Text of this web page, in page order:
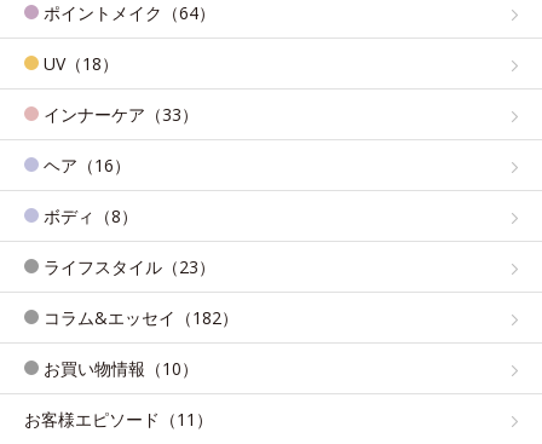
ポイントメイク（64）
UV（18）
インナーケア（33）
ヘア（16）
ボディ（8）
ライフスタイル（23）
コラム&エッセイ（182）
お買い物情報（10）
お客様エピソード（11）